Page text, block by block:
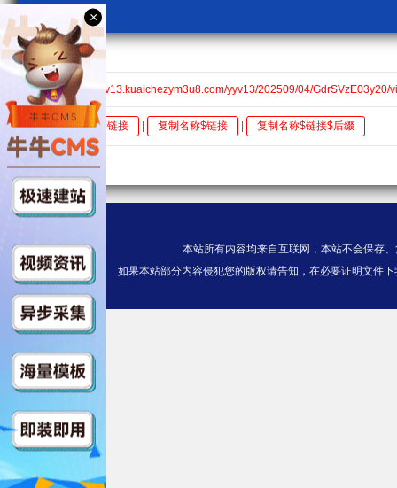
kcm3u8
全集$https://v13.kuaichezym3u8.com/yyv13/202509/04/GdrSVzE03y20/
全选 复制链接 复制名称$链接 复制名称$链接$后缀
本站所有内容均来自互联网，本站不会保存
如果本站部分内容侵犯您的版权请告知，在必要证明文件
×